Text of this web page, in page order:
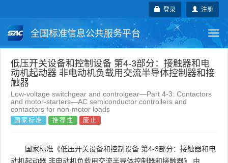
注册
登录
全国标准信息公共服务平台
国家标准 行业标准 地方标准
团体标准
国外标准 技术委员会
低压开关设备和控制设备 第4-3部分：接触器和电
动机起动器 非电动机负载用交流半导体控制器和接
触器
Low-voltage switchgear and controlgear—Part 4-3: Contactors
and motor-starters—AC semiconductor controllers and
contactors for non-motor loads
国家标准 推荐性 废止
国家标准《低压开关设备和控制设备 第4-3部分：接触器和电
动机起动器 非电动机负载用交流半导体控制器和接触器》 由